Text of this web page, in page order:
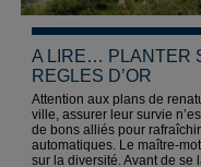
A LIRE… PLANTER
REGLES D’OR
Attention aux plans de
ville, assurer leur survie
de bons alliés pour
automatiques. Le maître-
sur la diversité. Avant de se